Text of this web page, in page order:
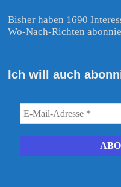
Bisher haben 1690
Wo-Nach-Richten
Ich will auch